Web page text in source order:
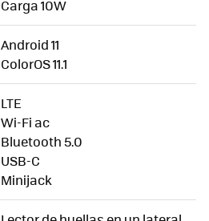
Carga 10W
Android 11
ColorOS 11.1
LTE
Wi-Fi ac
Bluetooth 5.0
USB-C
Minijack